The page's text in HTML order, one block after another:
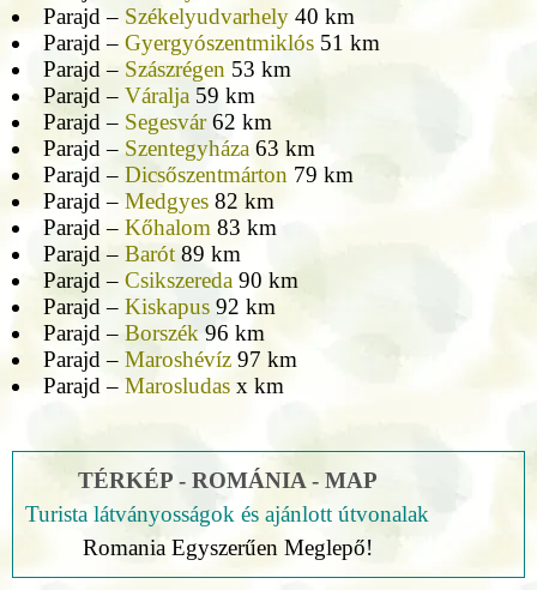
Parajd – Székelyudvarhely40 km
Parajd – Gyergyószentmiklós51 km
Parajd – Szászrégen 53 km
Parajd – Váralja 59 km
Parajd – Segesvár62 km
Parajd – Szentegyháza63 km
Parajd – Dicsőszentmárton 79 km
Parajd – Medgyes82 km
Parajd – Kőhalom 83 km
Parajd – Barót89 km
Parajd – Csikszereda90 km
Parajd – Kiskapus92 km
Parajd – Borszék 96 km
Parajd – Maroshévíz97 km
Parajd – Marosludasx km
TÉRKÉP - ROMÁNIA - MAP
Turista látványosságok és ajánlott útvonalak
Romania Egyszerűen Meglepő!